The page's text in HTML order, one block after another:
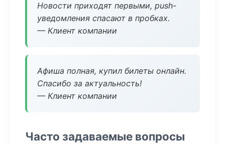
Новости приходят первыми, push-
уведомления спасают в пробках.
— Клиент компании
Афиша полная, купил билеты онлайн.
Спасибо за актуальность!
— Клиент компании
Часто задаваемые вопросы